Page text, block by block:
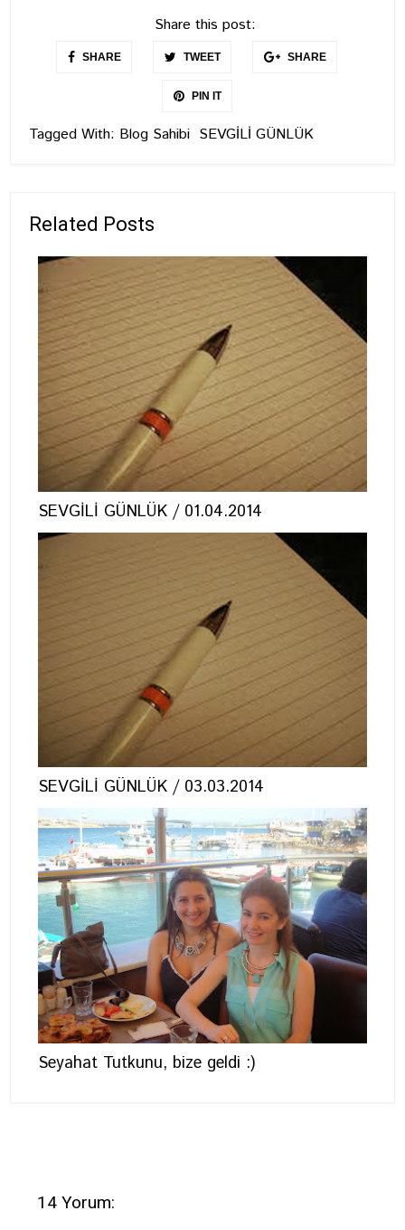
Share this post:
SHARE TWEET SHARE
PIN IT
Tagged With: Blog Sahibi SEVGİLİ GÜNLÜK
Related Posts
SEVGİLİ GÜNLÜK / 01.04.2014
SEVGİLİ GÜNLÜK / 03.03.2014
Seyahat Tutkunu, bize geldi :)
14 Yorum: